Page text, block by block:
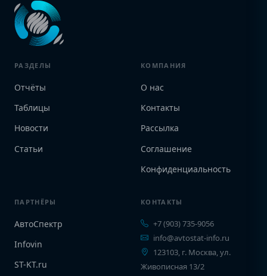
РАЗДЕЛЫ
Отчёты
Таблицы
Новости
Статьи
КОМПАНИЯ
О нас
Контакты
Рассылка
Соглашение
Конфиденциальность
ПАРТНЁРЫ
АвтоСпектр
Infovin
ST-KT.ru
КОНТАКТЫ
+7 (903) 735-9056
info@avtostat-info.ru
123103, г. Москва, ул.
Живописная 13/2